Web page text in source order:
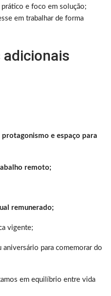
e foco em solução;
em trabalhar de forma
e espaço para
remoto;
remunerado;
vigente;
aniversário para comemorar do
em equilíbrio entre vida